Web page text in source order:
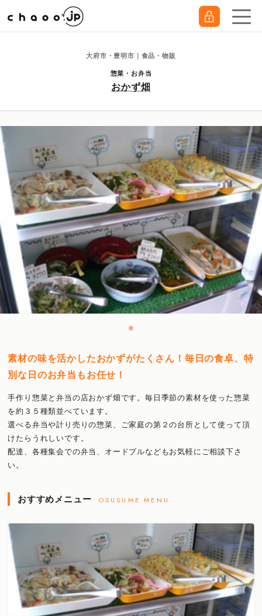
大府市・豊明市｜食品・物販
惣菜・お弁当
おかず畑
素材の味を活かしたおかずがたくさん！毎日の食卓、特
別な日のお弁当もお任せ！
手作り惣菜と弁当の店おかず畑です。毎日季節の素材を使った惣菜
を約３５種類並べています。
選べる弁当や計り売りの惣菜、ご家庭の第２の台所として使って頂
けたらうれしいです。
配達、各種集会での弁当、オードブルなどもお気軽にご相談下さ
い。
おすすめメニュー OSUSUME MENU